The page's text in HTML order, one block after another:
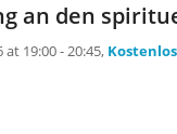
an den
19:00 - 20:45, Kostenlos